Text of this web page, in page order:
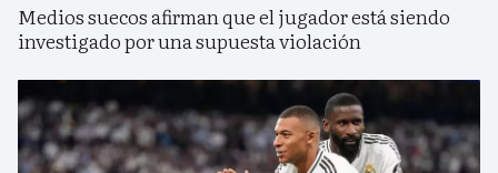
Medios suecos afirman que el jugador está siendo
investigado por una supuesta violación